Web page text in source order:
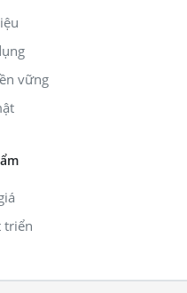
vững
triển